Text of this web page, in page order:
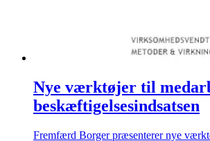
Nye værktøjer til
beskæftigelsesindsatsen
Fremfærd Borger præsenterer nye